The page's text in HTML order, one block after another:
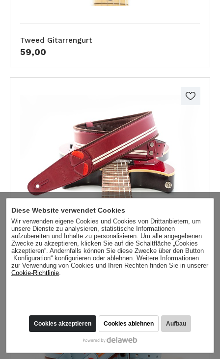
Tweed Gitarrengurt
59,00
Race-60 Red Gitarrengurt
49,00
Diese Website verwendet Cookies
Wir verwenden eigene Cookies und Cookies von Drittanbietern, um
unsere Dienste zu analysieren, statistische Informationen
aufzubereiten und Inhalte zu personalisieren. Um alle angegebenen
Zwecke zu akzeptieren, klicken Sie auf die Schaltfläche „Cookies
akzeptieren“. Andernfalls können Sie diese Zwecke über den Button
„Konfiguration“ konfigurieren oder ablehnen. Weitere Informationen
zur Verwendung von Cookies und Ihren Rechten finden Sie in unserer
Cookie-Richtlinie.
Cookies akzeptieren Cookies ablehnen Aufbau